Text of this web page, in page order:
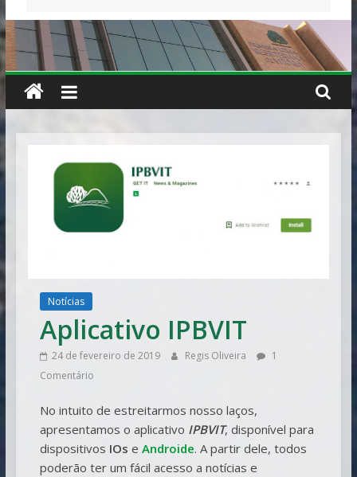
Presbiteriana
de
Vitória
Notícias
Aplicativo IPBVIT
24 de fevereiro de 2019 Regis Oliveira
1
Comentário
No intuito de estreitarmos nosso laços,
apresentamos o aplicativo IPBVIT, disponível para
dispositivos IOs e Androide. A partir dele, todos
poderão ter um fácil acesso a notícias e